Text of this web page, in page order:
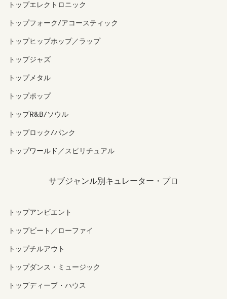
トップエレクトロニック
トップフォーク/アコースティック
トップヒップホップ／ラップ
トップジャズ
トップメタル
トップポップ
トップR&B/ソウル
トップロック/パンク
トップワールド／スピリチュアル
サブジャンル別キュレーター・プロ
トップアンビエント
トップビート／ローファイ
トップチルアウト
トップダンス・ミュージック
トップディープ・ハウス